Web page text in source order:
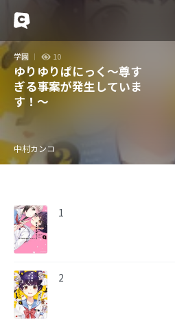
学園 10
ゆりゆりぱにっく～尊す
ぎる事案が発生していま
す！～
中村カンコ
1
2